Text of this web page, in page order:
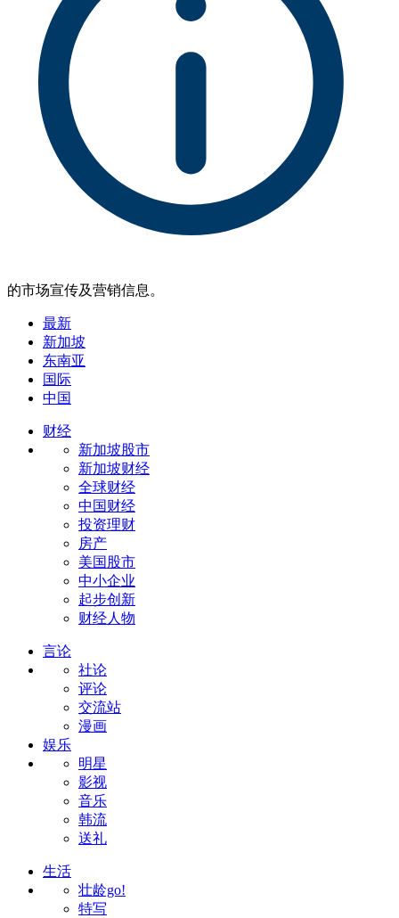
的市场宣传及营销信息。
最新
新加坡
东南亚
国际
中国
财经
新加坡股市
新加坡财经
全球财经
中国财经
投资理财
房产
美国股市
中小企业
起步创新
财经人物
言论
社论
评论
交流站
漫画
娱乐
明星
影视
音乐
韩流
送礼
生活
壮龄go!
特写